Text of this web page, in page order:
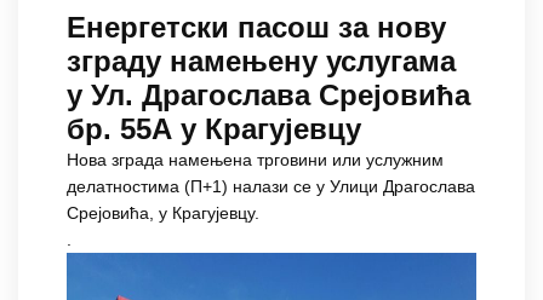
Енергетски пасош за нову
зграду намењену услугама
у Ул. Драгослава Срејовића
бр. 55А у Крагујевцу
Нова зграда намењена трговини или услужним
делатностима (П+1) налази се у Улици Драгослава
Срејовића, у Крагујевцу.
.